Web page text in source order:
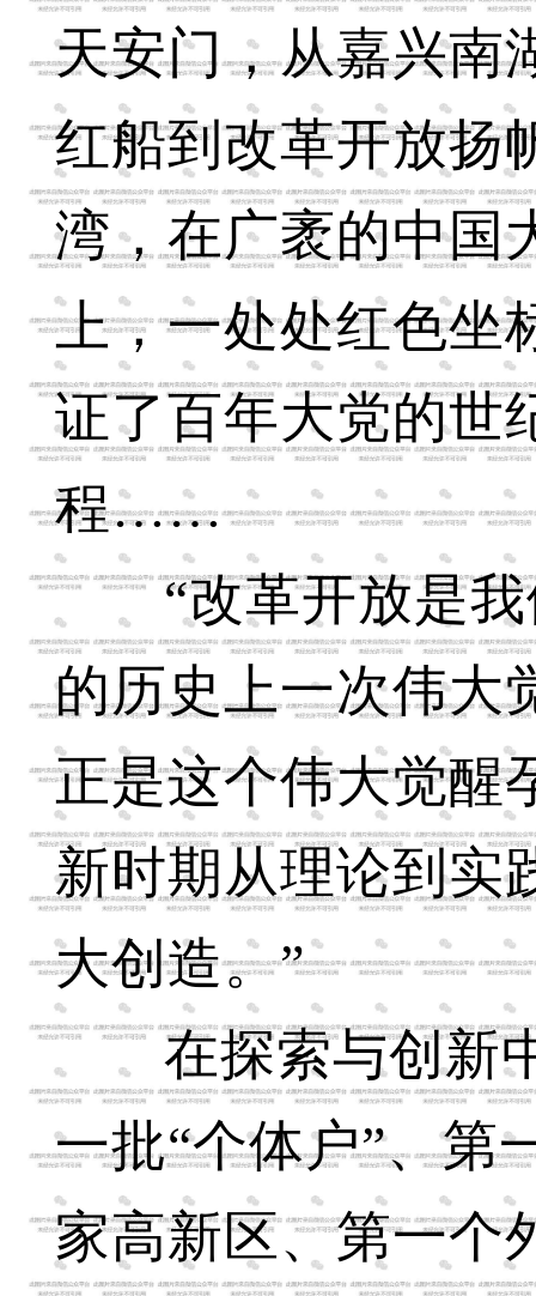
天安门，从嘉兴南
红船到改革开放扬
湾，在广袤的中国
上，一处处红色坐
证了百年大党的世
程……
“改革开放是
的历史上一次伟大
正是这个伟大觉醒
新时期从理论到实
大创造。”
在探索与创新
一批“个体户”、第
家高新区、第一个